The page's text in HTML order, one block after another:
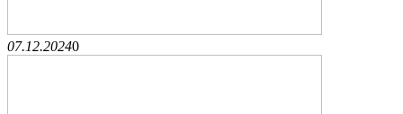
07.12.20240